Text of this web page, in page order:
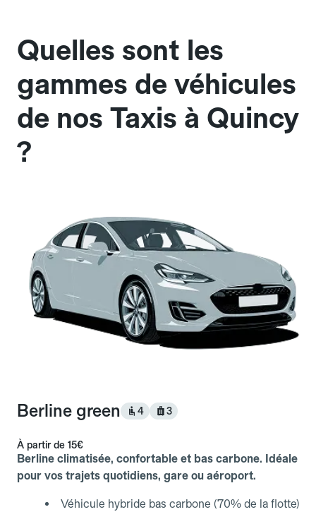
Quelles sont les
gammes de véhicules
de nos Taxis à Quincy
?
Berline green 4 3
À partir de 15€
Berline climatisée, confortable et bas carbone. Idéale
pour vos trajets quotidiens, gare ou aéroport.
Véhicule hybride bas carbone (70% de la flotte)